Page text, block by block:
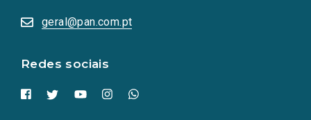
geral@pan.com.pt
Redes sociais
numa
nova